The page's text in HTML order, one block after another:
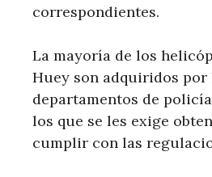
correspondientes.
La mayoría de los
Huey son adquiridos por
departamentos de
los que se les exige
cumplir con las